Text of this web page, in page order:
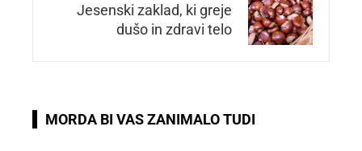
Jesenski zaklad, ki greje
dušo in zdravi telo
MORDA BI VAS ZANIMALO TUDI